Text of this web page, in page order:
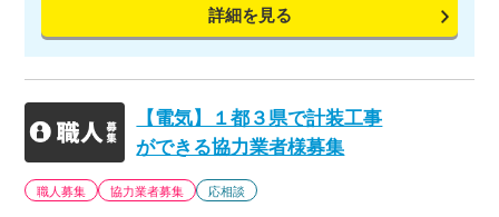
詳細を見る
【電気】１都３県で計装工事
ができる協力業者様募集
職人募集 協力業者募集 応相談